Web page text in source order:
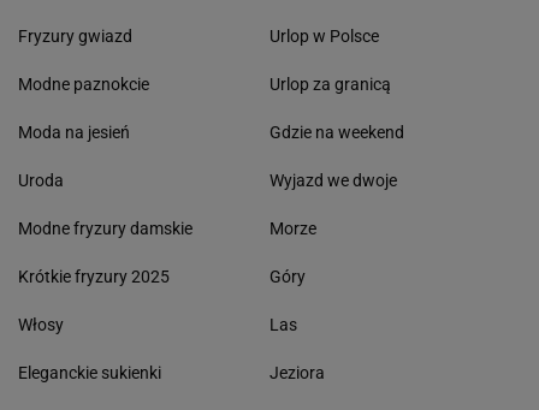
Fryzury gwiazd
Modne paznokcie
Moda na jesień
Uroda
Modne fryzury damskie
Krótkie fryzury 2025
Włosy
Eleganckie sukienki
Urlop w Polsce
Urlop za granicą
Gdzie na weekend
Wyjazd we dwoje
Morze
Góry
Las
Jeziora